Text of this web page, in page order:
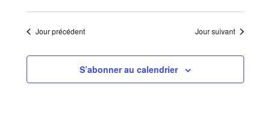
Jour précédent Jour suivant
S’abonner au calendrier